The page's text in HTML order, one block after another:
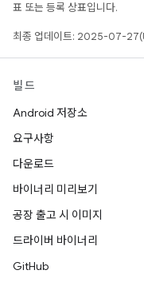
표 또는 등록 상표입니다.
최종 업데이트: 2025-07-
빌드
Android 저장소
요구사항
다운로드
바이너리 미리보기
공장 출고 시 이미지
드라이버 바이너리
GitHub